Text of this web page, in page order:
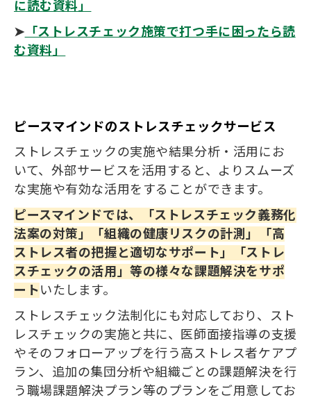
に読む資料」
➤ 「ストレスチェック施策で打つ手に困ったら読
む資料」
ピースマインドのストレスチェックサービス
ストレスチェックの実施や結果分析・活用にお
いて、外部サービスを活用すると、よりスムーズ
な実施や有効な活用をすることができます。
ピースマインドでは、「ストレスチェック義務化
法案の対策」「組織の健康リスクの計測」「高
ストレス者の把握と適切なサポート」「ストレ
スチェックの活用」等の様々な課題解決をサポ
ートいたします。
ストレスチェック法制化にも対応しており、スト
レスチェックの実施と共に、医師面接指導の支援
やそのフォローアップを行う高ストレス者ケアプ
ラン、追加の集団分析や組織ごとの課題解決を行
う職場課題解決プラン等のプランをご用意してお